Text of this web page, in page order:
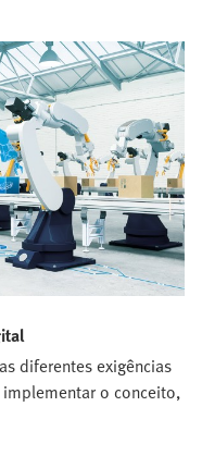
diferentes exigências
o conceito,